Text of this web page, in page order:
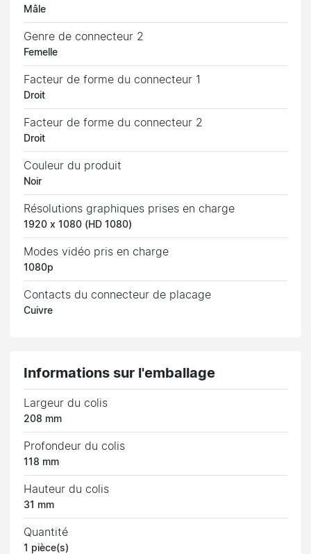
Mâle
Genre de connecteur 2
Femelle
Facteur de forme du connecteur 1
Droit
Facteur de forme du connecteur 2
Droit
Couleur du produit
Noir
Résolutions graphiques prises en charge
1920 x 1080 (HD 1080)
Modes vidéo pris en charge
1080p
Contacts du connecteur de placage
Cuivre
Informations sur l'emballage
Largeur du colis
208 mm
Profondeur du colis
118 mm
Hauteur du colis
31 mm
Quantité
1 pièce(s)